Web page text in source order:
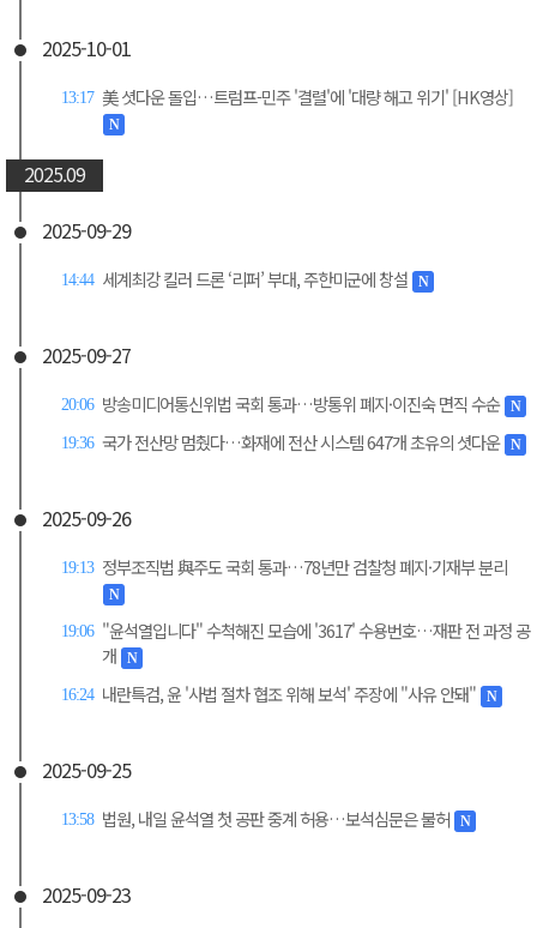
2025-10-01
13:17 美 셧다운 돌입…트럼프-민주 '결렬'에 '대량 해고 위기' [HK영상]
N
2025.09
2025-09-29
14:44 세계최강 킬러 드론 ‘리퍼’ 부대, 주한미군에 창설 N
2025-09-27
20:06 방송미디어통신위법 국회 통과…방통위 폐지·이진숙 면직 수순 N
19:36 국가 전산망 멈췄다…화재에 전산 시스템 647개 초유의 셧다운 N
2025-09-26
19:13 정부조직법 與주도 국회 통과…78년만 검찰청 폐지·기재부 분리
N
19:06 "윤석열입니다" 수척해진 모습에 '3617' 수용번호…재판 전 과정 공
개
N
16:24 내란특검, 윤 '사법 절차 협조 위해 보석' 주장에 "사유 안돼" N
2025-09-25
13:58 법원, 내일 윤석열 첫 공판 중계 허용…보석심문은 불허 N
2025-09-23